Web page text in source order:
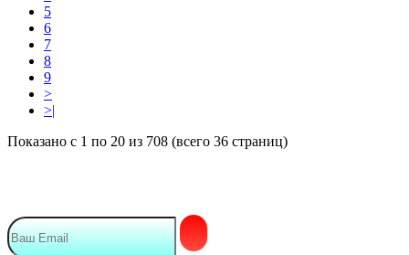
5
6
7
8
9
>
>|
Показано с 1 по 20 из 708 (всего 36 страниц)